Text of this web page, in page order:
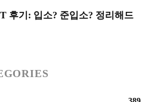
후기: 입소? 준입소? 정리해드